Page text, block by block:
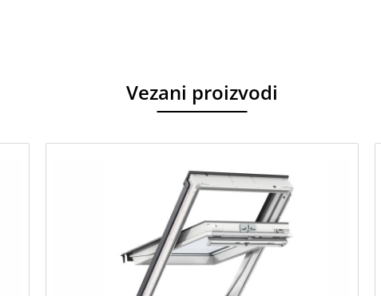
Vezani proizvodi